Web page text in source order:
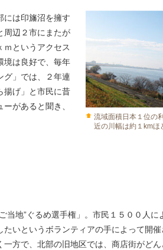
流域面積日本１位の
近の川幅は約１kmほ
には印旛沼を擁す
周辺２市にまたが
ｍというアクセス
境は良好で、毎年
グ」では、２年連
揚げ」と市民に昔
があると聞き、
当地”ぐるめ選手権」。市民１５００人
いというボランティアの手によって開
方で、北部の旧地区では、商店街がど